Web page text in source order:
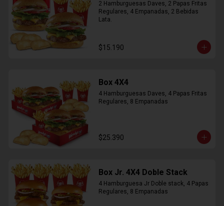
2 Hamburguesas Daves, 2 Papas Fritas
Regulares, 4 Empanadas, 2 Bebidas
Lata.
$15.190
Box 4X4
4 Hamburguesas Daves, 4 Papas Fritas
Regulares, 8 Empanadas
$25.390
Box Jr. 4X4 Doble Stack
4 Hamburguesa Jr Doble stack, 4 Papas
Regulares, 8 Empanadas